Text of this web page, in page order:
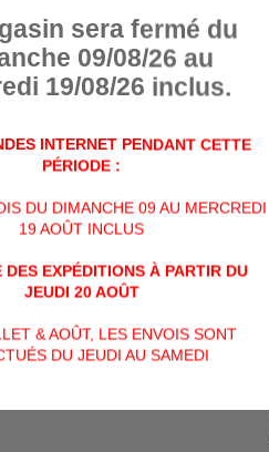
sera fermé du
09/08/26 au
19/08/26 inclus.
INTERNET PENDANT CETTE
PÉRIODE :
DU DIMANCHE 09 AU MERCREDI
19 AOÛT INCLUS
DES EXPÉDITIONS À PARTIR DU
JEUDI 20 AOÛT
& AOÛT, LES ENVOIS SONT
DU JEUDI AU SAMEDI